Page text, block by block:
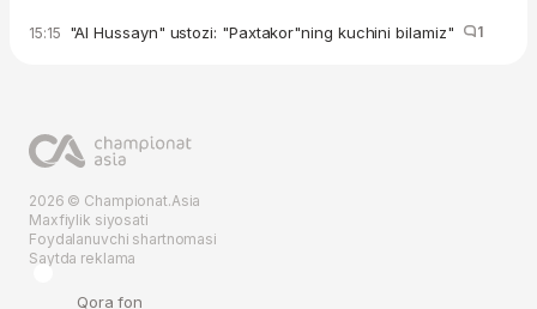
15:15 "Al Hussayn" ustozi: "Paxtakor"ning kuchini bilamiz" 1
2026 © Championat.Asia
Maxfiylik siyosati
Foydalanuvchi shartnomasi
Saytda reklama
Qora fon